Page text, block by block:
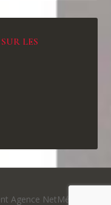
LES
Agence NetMédia